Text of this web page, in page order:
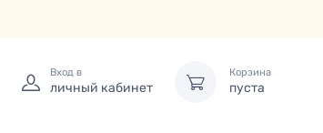
Вход в
личный кабинет
Корзина
пуста